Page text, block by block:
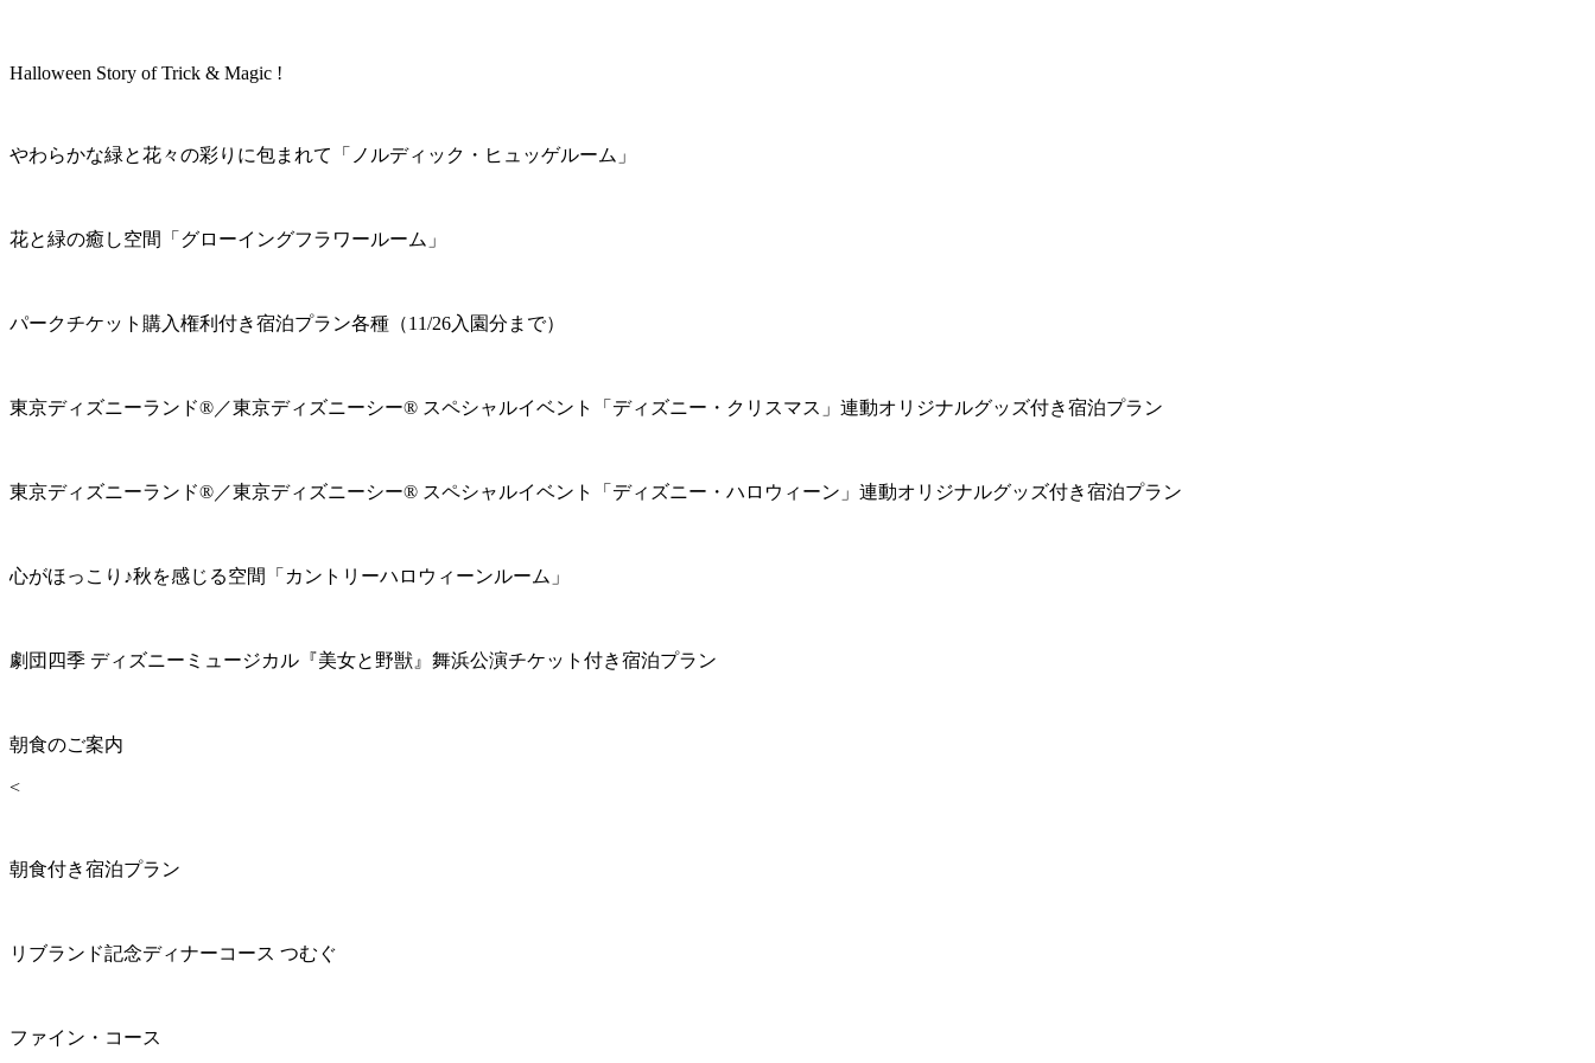
Halloween Story of Trick & Magic !
やわらかな緑と花々の彩りに包まれて「ノルディック・ヒュッゲルーム」
花と緑の癒し空間「グローイングフラワールーム」
パークチケット購入権利付き宿泊プラン各種（11/26入園分まで）
東京ディズニーランド®／東京ディズニーシー® スペシャルイベント「ディズニー・クリスマス」連動オリジナルグッズ付き宿泊プラン
東京ディズニーランド®／東京ディズニーシー® スペシャルイベント「ディズニー・ハロウィーン」連動オリジナルグッズ付き宿泊プラン
心がほっこり♪秋を感じる空間「カントリーハロウィーンルーム」
劇団四季 ディズニーミュージカル『美女と野獣』舞浜公演チケット付き宿泊プラン
朝食のご案内
<
朝食付き宿泊プラン
リブランド記念ディナーコース つむぐ
ファイン・コース